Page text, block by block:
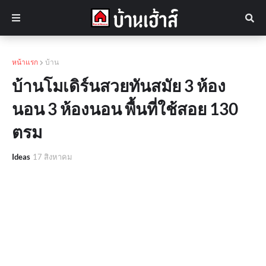
หน้าแรก บ้าน
บ้านโมเดิร์นสวยทันสมัย 3 ห้อง
นอน 3 ห้องนอน พื้นที่ใช้สอย 130
ตรม
Ideas 17 สิงหาคม